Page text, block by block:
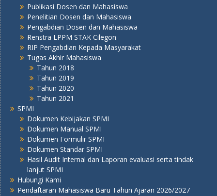
Publikasi Dosen dan Mahasiswa
Penelitian Dosen dan Mahasiswa
Pengabdian Dosen dan Mahasiswa
Renstra LPPM STAK Cilegon
RIP Pengabdian Kepada Masyarakat
Tugas Akhir Mahasiswa
Tahun 2018
Tahun 2019
Tahun 2020
Tahun 2021
SPMI
Dokumen Kebijakan SPMI
Dokumen Manual SPMI
Dokumen Formulir SPMI
Dokumen Standar SPMI
Hasil Audit Internal dan Laporan evaluasi serta tindak
lanjut SPMI
Hubungi Kami
Pendaftaran Mahasiswa Baru Tahun Ajaran 2026/2027